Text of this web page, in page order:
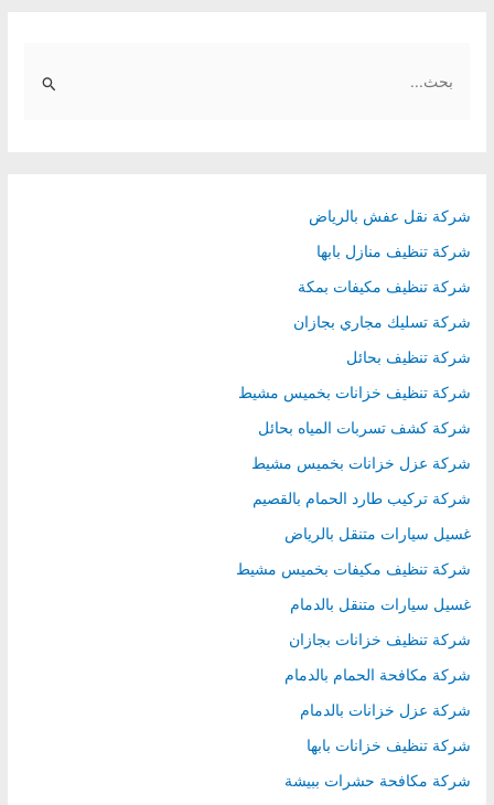
o
r
:
شركة نقل عفش بالرياض
شركة تنظيف منازل بابها
شركة تنظيف مكيفات بمكة
شركة تسليك مجاري بجازان
شركة تنظيف بحائل
شركة تنظيف خزانات بخميس مشيط
شركة كشف تسربات المياه بحائل
شركة عزل خزانات بخميس مشيط
شركة تركيب طارد الحمام بالقصيم
غسيل سيارات متنقل بالرياض
شركة تنظيف مكيفات بخميس مشيط
غسيل سيارات متنقل بالدمام
شركة تنظيف خزانات بجازان
شركة مكافحة الحمام بالدمام
شركة عزل خزانات بالدمام
شركة تنظيف خزانات بابها
شركة مكافحة حشرات ببيشة